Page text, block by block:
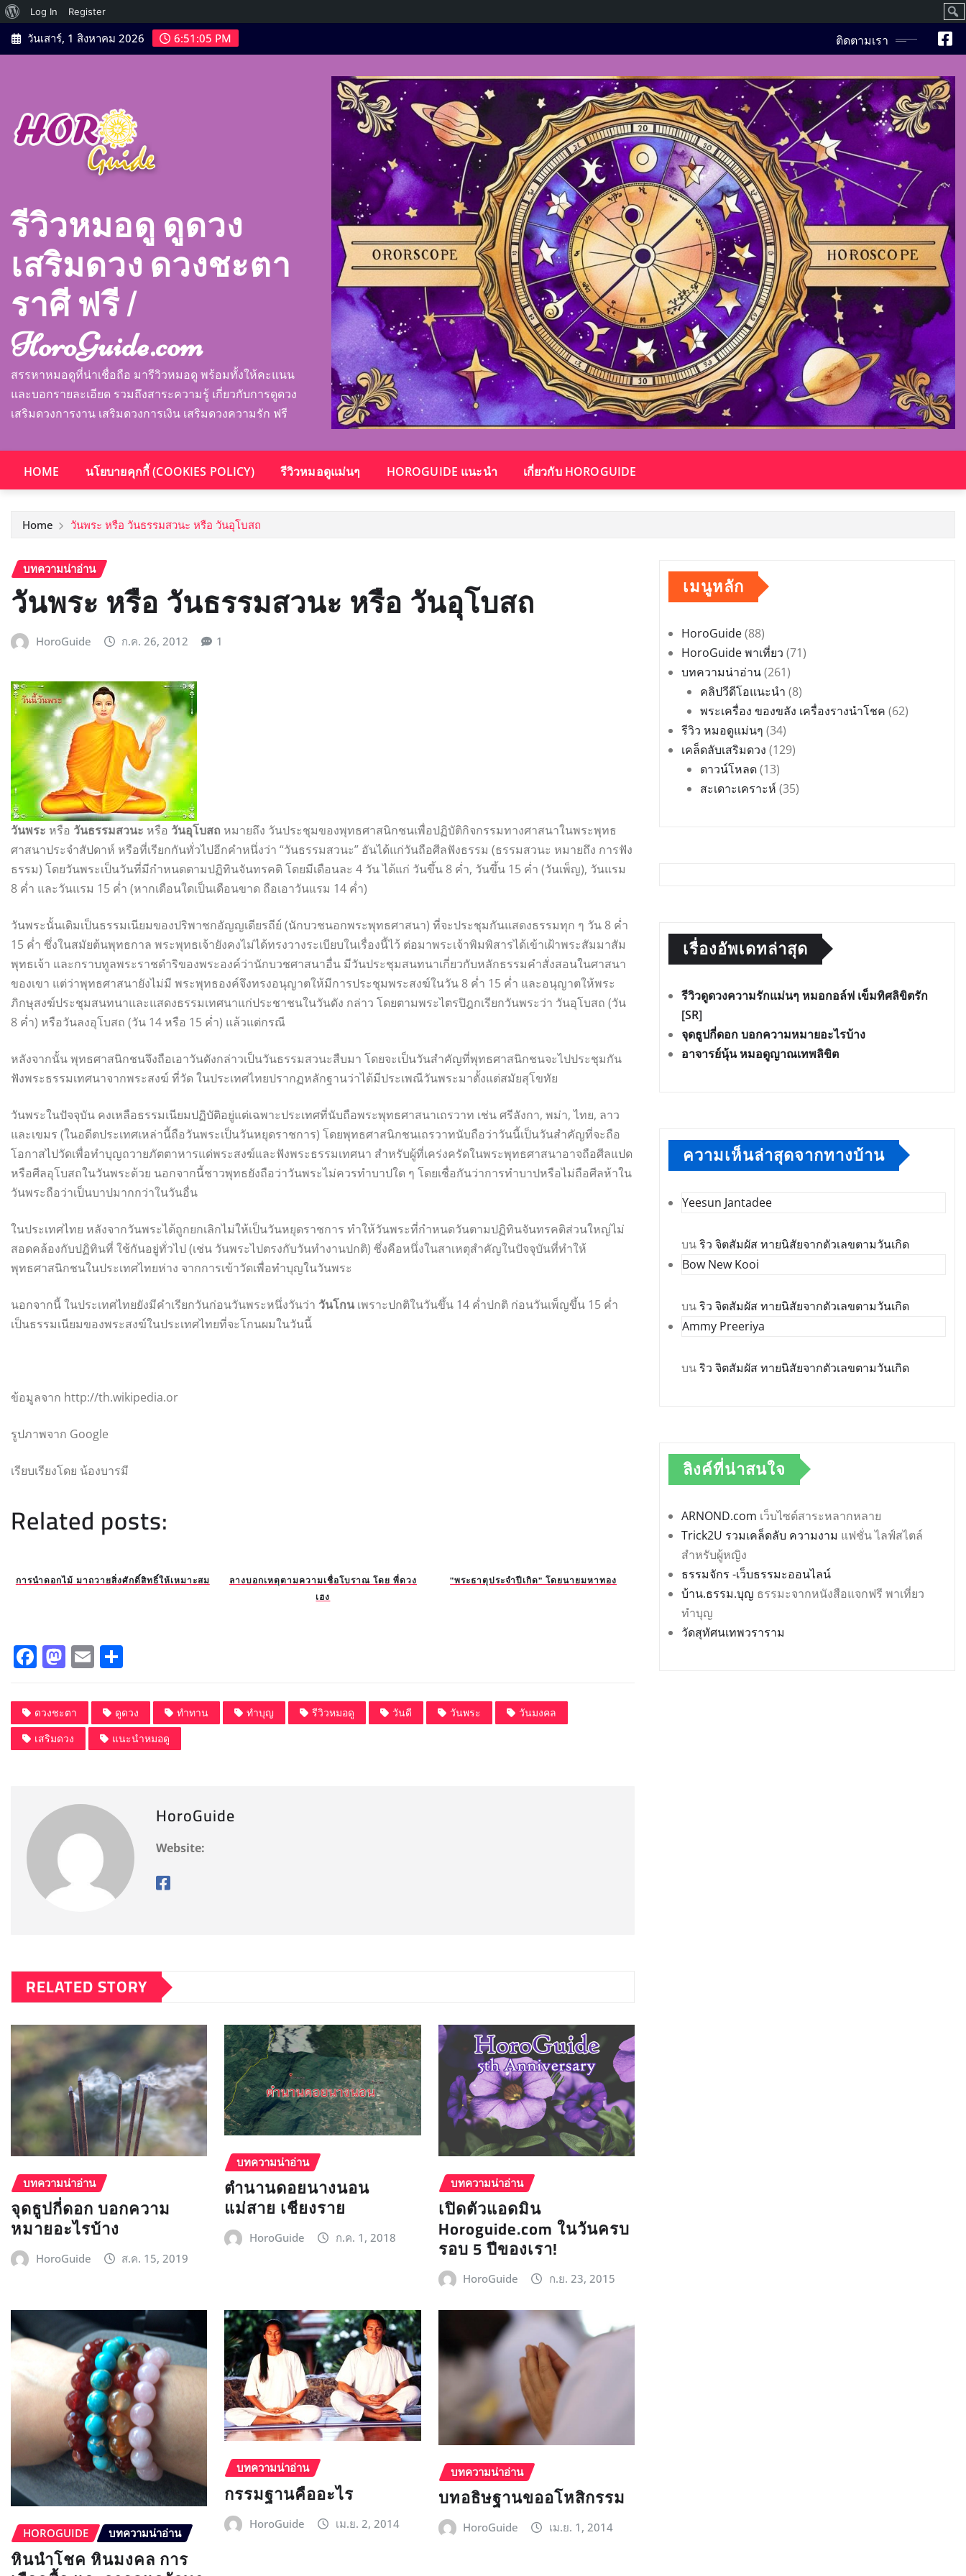
เกี่ยว
กับ
เวิร์ด
Log In
Register
ค้นห
Skip
to
วันเสาร์, 1 สิงหาคม 2026 6:51:07 PM ติดตามเรา
รีวิวหมอดู ดูดวง
เสริมดวง ดวงชะตา
ราศี ฟรี |
HoroGuide.com
สรรหาหมอดูที่น่าเชื่อถือ มารีวิวหมอดู พร้อมทั้งให้คะแนน
และบอกรายละเอียด รวมถึงสาระความรู้ เกี่ยวกับการดูดวง
เสริมดวงการงาน เสริมดวงการเงิน เสริมดวงความรัก ฟรี
HOME นโยบายคุกกี้ (COOKIES POLICY) รีวิวหมอดูแม่นๆ HOROGUIDE แนะนำ เกี่ยวกับ HOROGUIDE
Home วันพระ หรือ วันธรรมสวนะ หรือ วันอุโบสถ
บทความน่าอ่าน
วันพระ หรือ วันธรรมสวนะ หรือ วันอุโบสถ
HoroGuide ก.ค. 26, 2012 1
วันพระ หรือ วันธรรมสวนะ หรือ วันอุโบสถ หมายถึง วันประชุมของพุทธศาสนิกชนเพื่อปฏิบัติกิจกรรมทางศาสนาในพระพุทธ
ศาสนาประจำสัปดาห์ หรือที่เรียกกันทั่วไปอีกคำหนึ่งว่า “วันธรรมสวนะ” อันได้แก่วันถือศีลฟังธรรม (ธรรมสวนะ หมายถึง การฟัง
ธรรม) โดยวันพระเป็นวันที่มีกำหนดตามปฏิทินจันทรคติ โดยมีเดือนละ 4 วัน ได้แก่ วันขึ้น 8 ค่ำ, วันขึ้น 15 ค่ำ (วันเพ็ญ), วันแรม
8 ค่ำ และวันแรม 15 ค่ำ (หากเดือนใดเป็นเดือนขาด ถือเอาวันแรม 14 ค่ำ)
วันพระนั้นเดิมเป็นธรรมเนียมของปริพาชกอัญญเดียรถีย์ (นักบวชนอกพระพุทธศาสนา) ที่จะประชุมกันแสดงธรรมทุก ๆ วัน 8 ค่ำ
15 ค่ำ ซึ่งในสมัยต้นพุทธกาล พระพุทธเจ้ายังคงไม่ได้ทรงวางระเบียบในเรื่องนี้ไว้ ต่อมาพระเจ้าพิมพิสารได้เข้าเฝ้าพระสัมมาสัม
พุทธเจ้า และกราบทูลพระราชดำริของพระองค์ว่านักบวชศาสนาอื่น มีวันประชุมสนทนาเกี่ยวกับหลักธรรมคำสั่งสอนในศาสนา
ของเขา แต่ว่าพุทธศาสนายังไม่มี พระพุทธองค์จึงทรงอนุญาตให้มีการประชุมพระสงฆ์ในวัน 8 ค่ำ 15 ค่ำ และอนุญาตให้พระ
ภิกษุสงฆ์ประชุมสนทนาและแสดงธรรมเทศนาแก่ประชาชนในวันดัง กล่าว โดยตามพระไตรปิฎกเรียกวันพระว่า วันอุโบสถ (วัน
8 ค่ำ) หรือวันลงอุโบสถ (วัน 14 หรือ 15 ค่ำ) แล้วแต่กรณี
หลังจากนั้น พุทธศาสนิกชนจึงถือเอาวันดังกล่าวเป็นวันธรรมสวนะสืบมา โดยจะเป็นวันสำคัญที่พุทธศาสนิกชนจะไปประชุมกัน
ฟังพระธรรมเทศนาจากพระสงฆ์ ที่วัด ในประเทศไทยปรากฏหลักฐานว่าได้มีประเพณีวันพระมาตั้งแต่สมัยสุโขทัย
วันพระในปัจจุบัน คงเหลือธรรมเนียมปฏิบัติอยู่แต่เฉพาะประเทศที่นับถือพระพุทธศาสนาเถรวาท เช่น ศรีลังกา, พม่า, ไทย, ลาว
และเขมร (ในอดีตประเทศเหล่านี้ถือวันพระเป็นวันหยุดราชการ) โดยพุทธศาสนิกชนเถรวาทนับถือว่าวันนี้เป็นวันสำคัญที่จะถือ
โอกาสไปวัดเพื่อทำบุญถวายภัตตาหารแด่พระสงฆ์และฟังพระธรรมเทศนา สำหรับผู้ที่เคร่งครัดในพระพุทธศาสนาอาจถือศีลแปด
หรือศีลอุโบสถในวันพระด้วย นอกจากนี้ชาวพุทธยังถือว่าวันพระไม่ควรทำบาปใด ๆ โดยเชื่อกันว่าการทำบาปหรือไม่ถือศีลห้าใน
วันพระถือว่าเป็นบาปมากกว่าในวันอื่น
ในประเทศไทย หลังจากวันพระได้ถูกยกเลิกไม่ให้เป็นวันหยุดราชการ ทำให้วันพระที่กำหนดวันตามปฏิทินจันทรคติส่วนใหญ่ไม่
สอดคล้องกับปฏิทินที่ ใช้กันอยู่ทั่วไป (เช่น วันพระไปตรงกับวันทำงานปกติ) ซึ่งคือหนึ่งในสาเหตุสำคัญในปัจจุบันที่ทำให้
พุทธศาสนิกชนในประเทศไทยห่าง จากการเข้าวัดเพื่อทำบุญในวันพระ
นอกจากนี้ ในประเทศไทยยังมีคำเรียกวันก่อนวันพระหนึ่งวันว่า วันโกน เพราะปกติในวันขึ้น 14 ค่ำปกติ ก่อนวันเพ็ญขึ้น 15 ค่ำ
เป็นธรรมเนียมของพระสงฆ์ในประเทศไทยที่จะโกนผมในวันนี้
ข้อมูลจาก http://th.wikipedia.or
รูปภาพจาก Google
เรียบเรียงโดย น้องบารมี
Related posts:
การนำดอกไม้ มาถวายสิ่งศักดิ์สิทธิ์ให้เหมาะสม
ลางบอกเหตุตามความเชื่อโบราณ โดย พี่ดวง
เฮง
"พระธาตุประจำปีเกิด" โดยนายมหาทอง
F
c
e
b
k
M
st
o
d
E
ai
l
a
re
ดวงชะตา ดูดวง ทำทาน ทำบุญ รีวิวหมอดู วันดี วันพระ
วันมงคล
เสริมดวง
แนะนำหมอดู
HoroGuide
Website:
RELATED STORY
บทความน่าอ่าน
จุดธูปกี่ดอก บอกความ
หมายอะไรบ้าง
HoroGuide ส.ค. 15, 2019
บทความน่าอ่าน
ตำนานดอยนางนอน
แม่สาย เชียงราย
HoroGuide ก.ค. 1, 2018
บทความน่าอ่าน
เปิดตัวแอดมิน
Horoguide.com ในวันครบ
รอบ 5 ปีของเรา!
HoroGuide ก.ย. 23, 2015
HOROGUIDE บทความน่าอ่าน
หินนำโชค หินมงคล การ
บทความน่าอ่าน
กรรมฐานคืออะไร
HoroGuide เม.ย. 2, 2014
บทความน่าอ่าน
บทอธิษฐานขออโหสิกรรม
HoroGuide เม.ย. 1, 2014
เมนูหลัก
HoroGuide(88)
HoroGuide พาเที่ยว (71)
บทความน่าอ่าน(261)
คลิปวีดีโอแนะนำ (8)
พระเครื่อง ของขลัง เครื่องรางนำโชค (62)
รีวิว หมอดูแม่นๆ (34)
เคล็ดลับเสริมดวง (129)
ดาวน์โหลด(13)
สะเดาะเคราะห์ (35)
เรื่องอัพเดทล่าสุด
รีวิวดูดวงความรักแม่นๆ หมอกอล์ฟ เข็มทิศลิขิตรัก
[SR]
จุดธูปกี่ดอก บอกความหมายอะไรบ้าง
อาจารย์นุ้น หมอดูญาณเทพลิขิต
ความเห็นล่าสุดจากทางบ้าน
Yeesun Jantadee
บนริว จิตสัมผัส ทายนิสัยจากตัวเลขตามวันเกิด
Bow New Kooi
บนริว จิตสัมผัส ทายนิสัยจากตัวเลขตามวันเกิด
Ammy Preeriya
บนริว จิตสัมผัส ทายนิสัยจากตัวเลขตามวันเกิด
ลิงค์ที่น่าสนใจ
ARNOND.com เว็บไซต์สาระหลากหลาย
Trick2U รวมเคล็ดลับ ความงาม แฟชั่น ไลฟ์สไตล์
สำหรับผู้หญิง
ธรรมจักร -เว็บธรรมะออนไลน์
บ้าน.ธรรม.บุญ ธรรมะจากหนังสือแจกฟรี พาเที่ยว
ทำบุญ
วัดสุทัศนเทพวราราม